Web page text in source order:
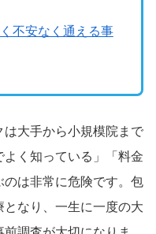
不安なく通える事
大手から小規模院まで
く知っている」「料金
は非常に危険です。包
なり、一生に一度の大